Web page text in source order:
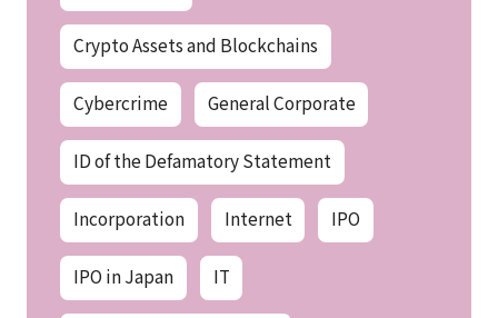
Crypto Assets and Blockchains
Cybercrime General Corporate
ID of the Defamatory Statement
Incorporation Internet IPO
IPO in Japan IT